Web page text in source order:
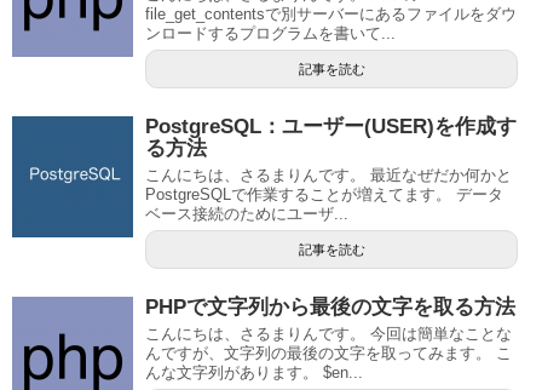
file_get_contentsで別サーバーにあるファイルをダウ
ンロードするプログラムを書いて...
記事を読む
PostgreSQL：ユーザー(USER)を作成す
る方法
こんにちは、さるまりんです。 最近なぜだか何かと
PostgreSQLで作業することが増えてます。 データ
ベース接続のためにユーザ...
記事を読む
PHPで文字列から最後の文字を取る方法
こんにちは、さるまりんです。 今回は簡単なことな
んですが、文字列の最後の文字を取ってみます。 こ
んな文字列があります。 $en...